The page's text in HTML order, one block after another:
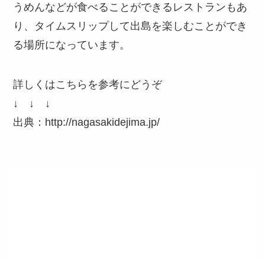
うめんなどが食べることができるレストランもあ
り、タイムスリップして出島を楽しむことができ
る場所になっています。
詳しくはこちらを参考にどうぞ
↓ ↓ ↓
出典：http://nagasakidejima.jp/